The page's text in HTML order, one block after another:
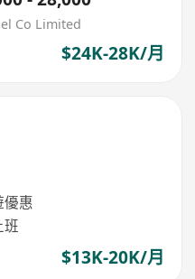
Co Limited
$24K-28K/月
優惠
班
$13K-20K/月